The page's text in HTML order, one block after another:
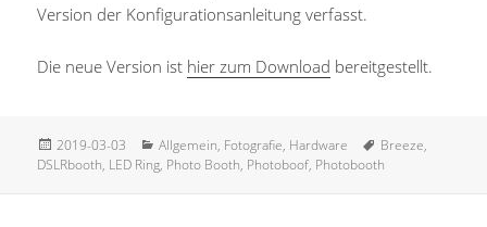
Version der Konfigurationsanleitung verfasst.
Die neue Version ist hier zum Download bereitgestellt.
Veröffentlicht
am
2019-03-03 Kategorien
Allgemein, Fotografie, Hardware Schlagwörter
Breeze,
DSLRbooth, LED Ring, Photo Booth, Photoboof, Photobooth